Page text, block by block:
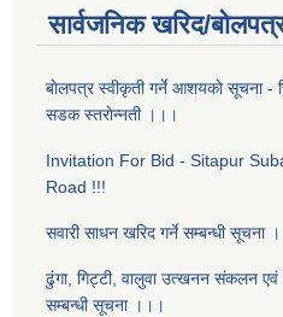
सार्वजनिक खरिद/
बाेलपत्र स्वीकृती गर्ने आशयकाे सूचना -
सडक स्तराेन्नती ।।।
Invitation For Bid - Sitapur
Road !!!
सवारी साधन खरिद गर्ने सम्बन्धी सूचना
ढुंगा, गिट्टी, वालुवा उत्खनन संकलन एवं
सम्बन्धी सूचना ।।।